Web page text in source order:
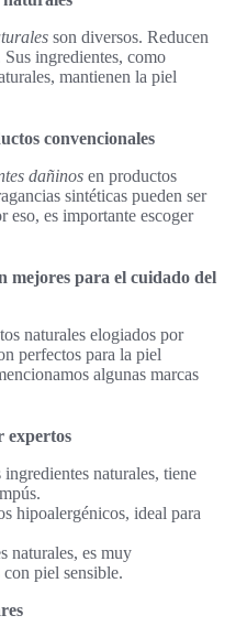
son diversos. Reducen
ingredientes, como
mantienen la piel
convencionales
dañinos en productos
sintéticas pueden ser
eso, es importante escoger
mejores para el cuidado del
naturales elogiados por
perfectos para la piel
algunas marcas
expertos
naturales, tiene
hipoalergénicos, ideal para
naturales, es muy
con piel sensible.